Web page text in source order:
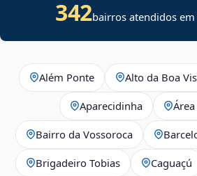
342bairros atendidos em
Além Ponte Alto da Boa
Aparecidinha
Bairro da Vossoroca
Brigadeiro Tobias Caguaçú